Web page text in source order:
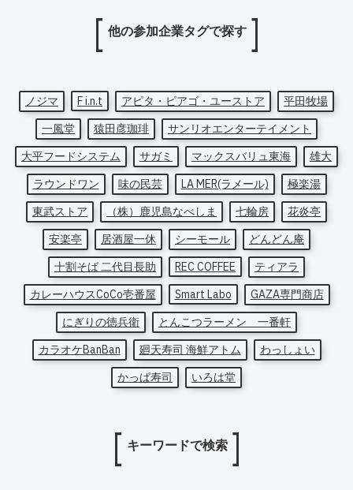
他の参加企業タグで探す
ノジマ F i.n.t アピタ・ピアゴ・ユーストア
平田牧場
一風堂
猿田彦珈琲
サンリオエンターテイメント
大平フードシステム
サガミ マックスバリュ東海
雄大
ラウンドワン
味の民芸 LA MER(ラメール)
極楽湯
東武ストア
（株）鹿児島なべしま 七輪房
花炎亭
安楽亭
居酒屋一休 シーモール
どんどん庵
十割そば 二代目長助
REC COFFEE
ティアラ
カレーハウスCoCo壱番屋
Smart Labo
GAZA専門商店
にぎりの徳兵衛
とんこつラーメン 一番軒
カラオケBanBan
廻天寿司 海鮮アトム
わっしょい
かっぱ寿司
いろは堂
キーワードで検索